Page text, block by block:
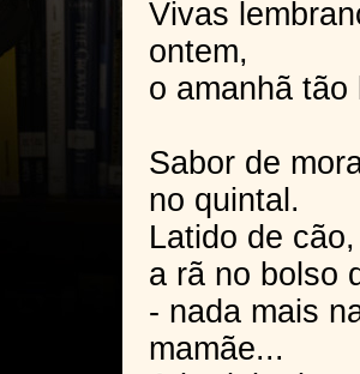
Vivas
ontem,
o amanhã tão
Sabor de
no quintal.
Latido de cão,
a rã no bolso
- nada mais
mamãe...